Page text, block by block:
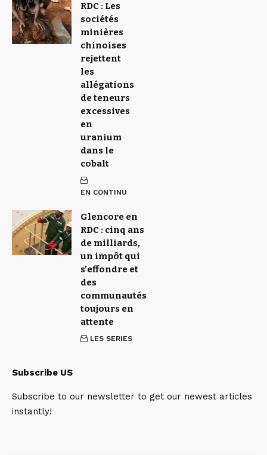
RDC : Les
sociétés
minières
chinoises
rejettent
les
allégations
de teneurs
excessives
en
uranium
dans le
cobalt
EN CONTINU
Glencore en
RDC : cinq ans
de milliards,
un impôt qui
s’effondre et
des
communautés
toujours en
attente
LES SERIES
Subscribe US
Subscribe to our newsletter to get our newest articles
instantly!